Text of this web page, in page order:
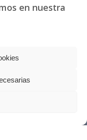
en nuestra